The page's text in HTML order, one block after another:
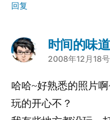
回复
时间的味道
说：
2008年12月18
哈哈~好熟悉的照片
玩的开心不？